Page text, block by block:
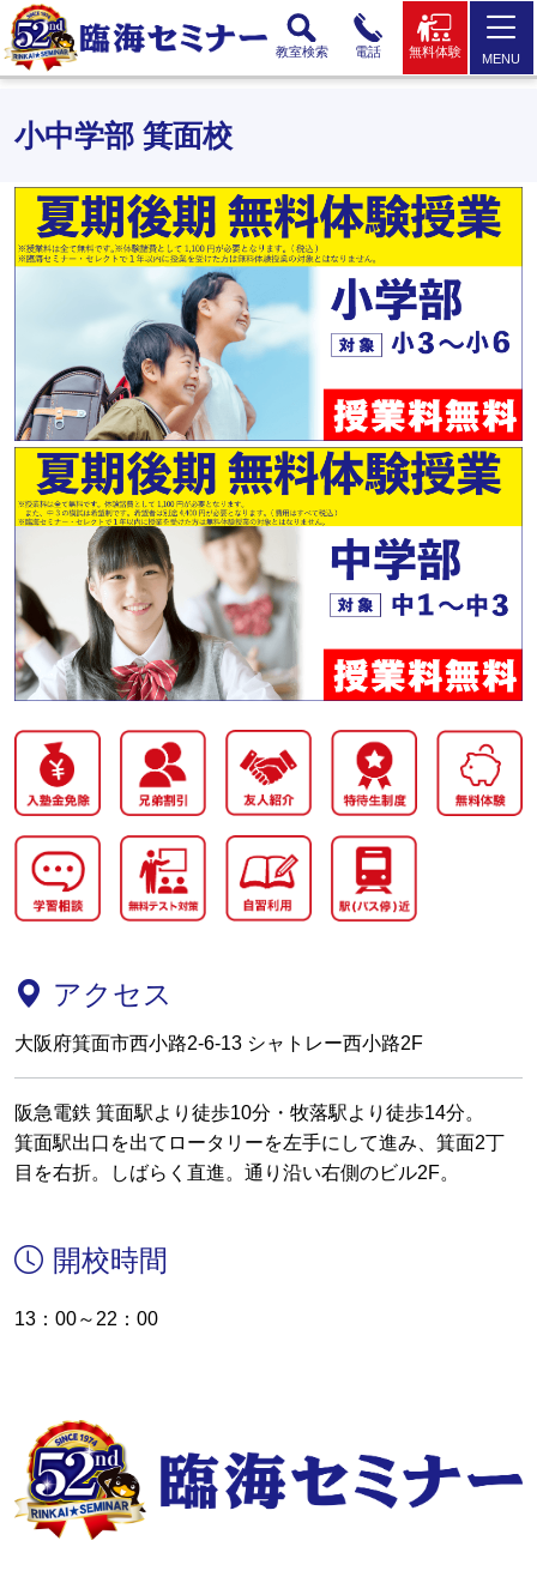
教室検索 電話 無料体験 MENU
小中学部 箕面校
アクセス
大阪府箕面市西小路2-6-13 シャトレー西小路2F
阪急電鉄 箕面駅より徒歩10分・牧落駅より徒歩14分。
箕面駅出口を出てロータリーを左手にして進み、箕面2丁
目を右折。しばらく直進。通り沿い右側のビル2F。
開校時間
13：00～22：00